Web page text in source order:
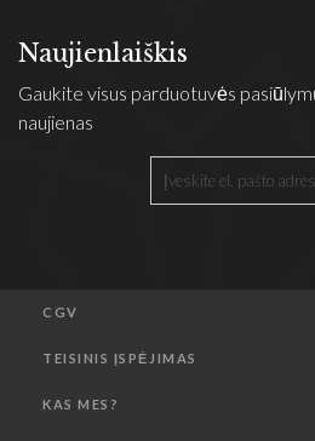
Naujienlaiškis
Gaukite visus parduotuvės
naujienas
CGV
TEISINIS ĮSPĖJIMAS
KAS MES?